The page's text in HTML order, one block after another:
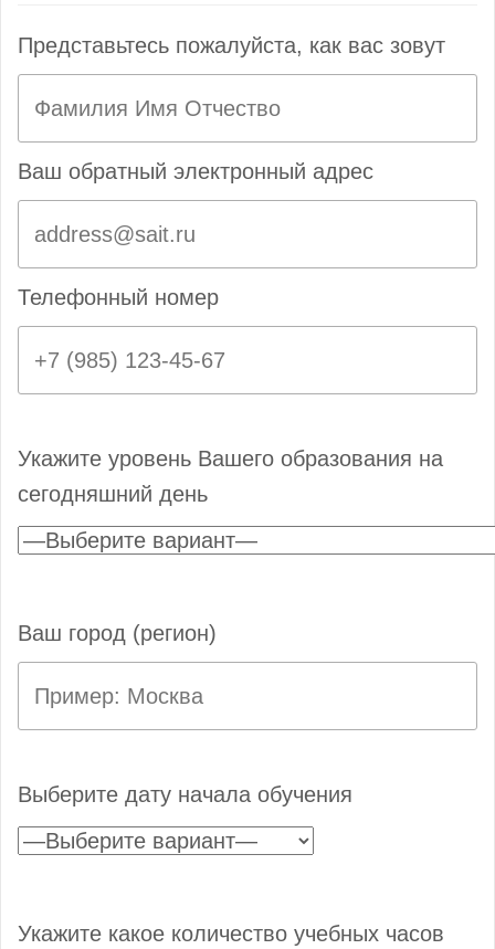
Представьтесь пожалуйста, как вас зовут
Ваш обратный электронный адрес
Телефонный номер
Укажите уровень Вашего образования на
сегодняшний день
Ваш город (регион)
Выберите дату начала обучения
Укажите какое количество учебных часов